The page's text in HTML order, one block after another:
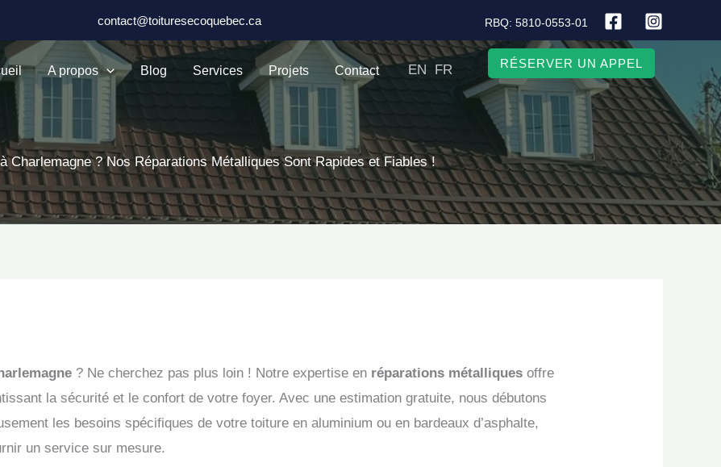
contact@toituresecoquebec.ca RBQ: 5810-0553-01
A propos Blog Services Projets Contact EN FR RÉSERVER UN APPEL
Charlemagne ? Nos Réparations Métalliques Sont Rapides et Fiables !
? Ne cherchez pas plus loin ! Notre expertise en réparations métalliques offre
la sécurité et le confort de votre foyer. Avec une estimation gratuite, nous débutons
les besoins spécifiques de votre toiture en aluminium ou en bardeaux d’asphalte,
un service sur mesure.